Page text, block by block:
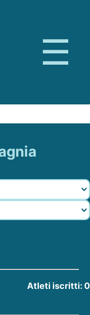
Atleti iscritti: 0